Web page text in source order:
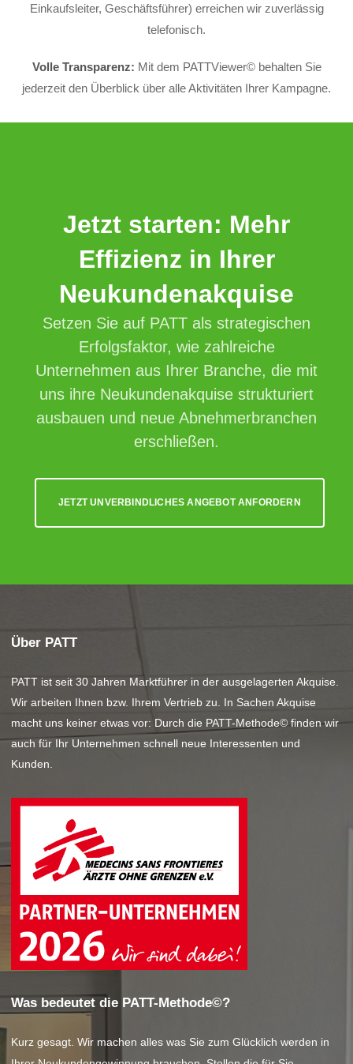
Einkaufsleiter, Geschäftsführer) erreichen wir zuverlässig
telefonisch.
Volle Transparenz: Mit dem PATTViewer© behalten Sie
jederzeit den Überblick über alle Aktivitäten Ihrer Kampagne.
Jetzt starten: Mehr
Effizienz in Ihrer
Neukundenakquise
Setzen Sie auf PATT als strategischen
Erfolgsfaktor, wie zahlreiche
Unternehmen aus Ihrer Branche, die mit
uns ihre Neukundenakquise strukturiert
ausbauen und neue Abnehmerbranchen
erschließen.
JETZT UNVERBINDLICHES ANGEBOT ANFORDERN
Über PATT
PATT ist seit 30 Jahren Marktführer in der ausgelagerten Akquise.
Wir arbeiten Ihnen bzw. Ihrem Vertrieb zu. In Sachen Akquise
macht uns keiner etwas vor: Durch die PATT-Methode© finden wir
auch für Ihr Unternehmen schnell neue Interessenten und
Kunden.
Was bedeutet die PATT-Methode©?
Kurz gesagt. Wir machen alles was Sie zum Glücklich werden in